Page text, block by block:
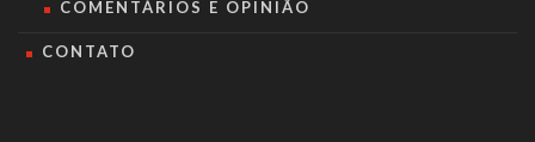
COMENTÁRIOS E OPINIÃO
CONTATO